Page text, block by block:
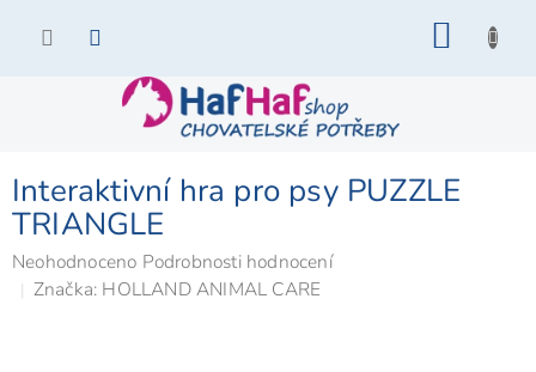
Interaktivní hra pro psy PUZZLE
TRIANGLE
Průměrné
hodnocení
Neohodnoceno Podrobnosti hodnocení
Značka: HOLLAND ANIMAL CARE